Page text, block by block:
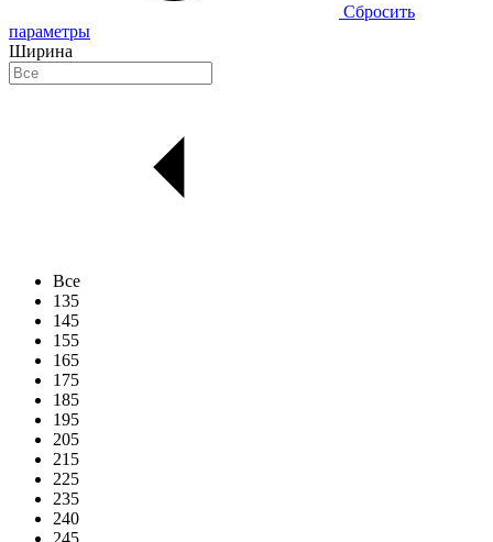
Сбросить
параметры
Ширина
Все
135
145
155
165
175
185
195
205
215
225
235
240
245